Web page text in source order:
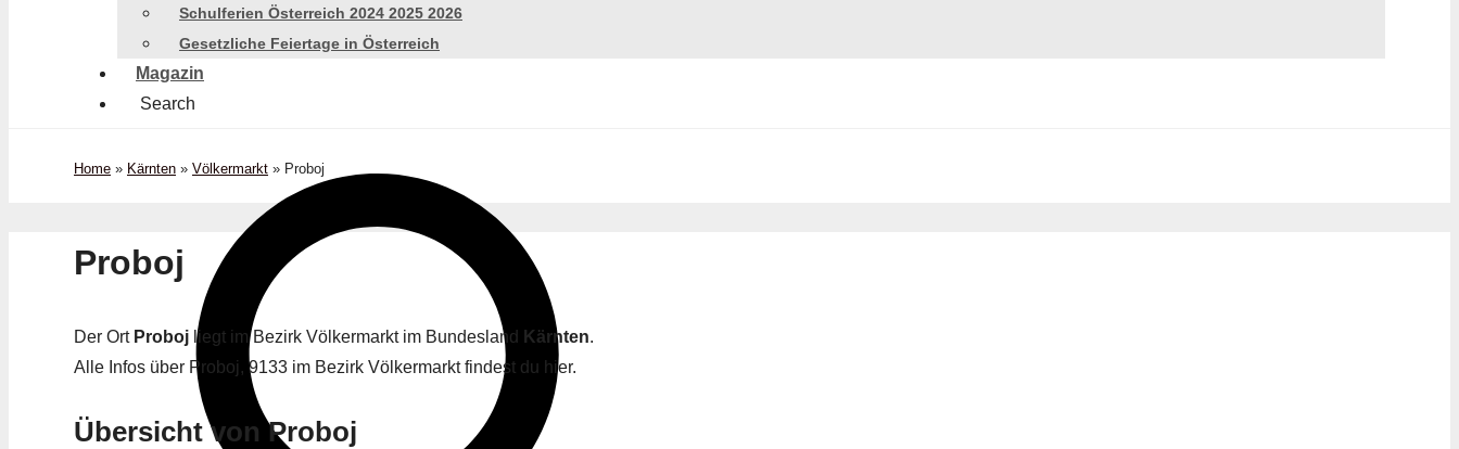
Schulferien Österreich 2024 2025 2026
Gesetzliche Feiertage in Österreich
Magazin
Search
Home » Kärnten » Völkermarkt » Proboj
Proboj
Der Ort Proboj liegt im Bezirk Völkermarkt im Bundesland Kärnten.
Alle Infos über Proboj, 9133 im Bezirk Völkermarkt findest du hier.
Übersicht von Proboj